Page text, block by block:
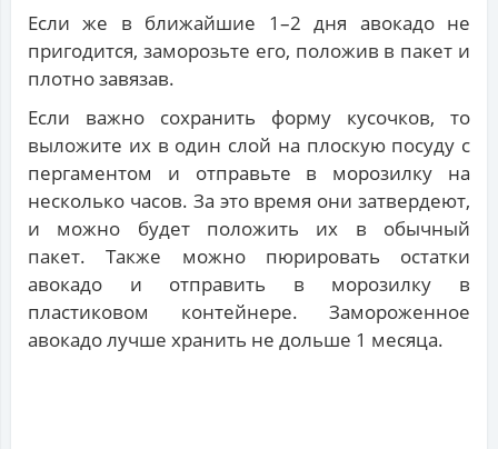
Если же в ближайшие 1–2 дня авокадо не
пригодится, заморозьте его, положив в пакет и
плотно завязав.
Если важно сохранить форму кусочков, то
выложите их в один слой на плоскую посуду с
пергаментом и отправьте в морозилку на
несколько часов. За это время они затвердеют,
и можно будет положить их в обычный
пакет. Также можно пюрировать остатки
авокадо и отправить в морозилку в
пластиковом контейнере. Замороженное
авокадо лучше хранить не дольше 1 месяца.